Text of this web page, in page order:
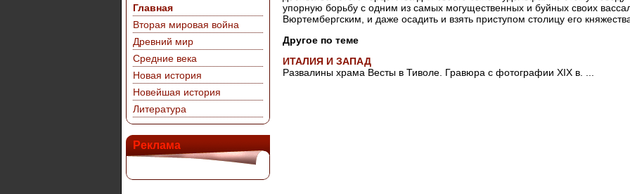
Главная
Вторая мировая война
Древний мир
Средние века
Новая история
Новейшая история
Литература
Реклама
упорную борьбу с одним из самых могущественных и буйных своих
Вюртембергским, и даже осадить и взять приступом столицу его
Другое по теме
ИТАЛИЯ И ЗАПАД
Развалины храма Весты в Тиволе. Гравюра с фотографии XIX в. ...